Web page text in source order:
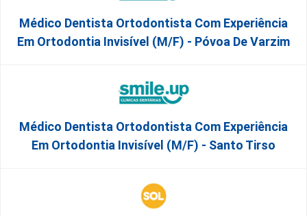
Médico Dentista Ortodontista Com Experiência
Em Ortodontia Invisível (M/F) - Póvoa De Varzim
Médico Dentista Ortodontista Com Experiência
Em Ortodontia Invisível (M/F) - Santo Tirso